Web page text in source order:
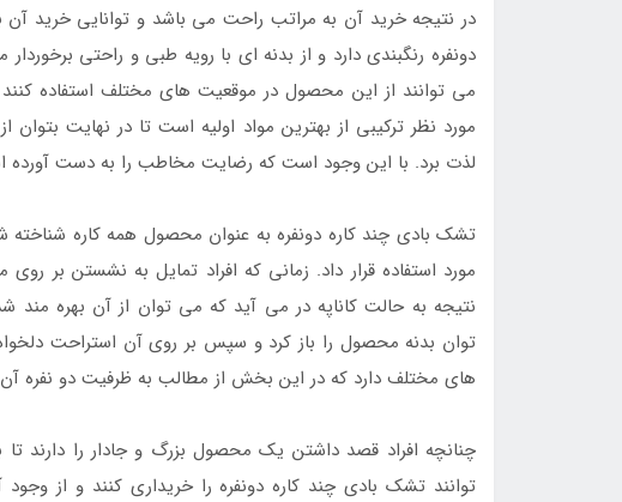
در نتیجه خرید آن به مراتب راحت می باشد و توانایی خرید
دونفره رنگبندی دارد و از بدنه ای با رویه طبی و راحتی
می توانند از این محصول در موقعیت های مختلف استفاده
مورد نظر ترکیبی از بهترین مواد اولیه است تا در نهایت
لذت برد. با این وجود است که رضایت مخاطب را به دست آورده
تشک بادی چند کاره دونفره به عنوان محصول همه کاره
مورد استفاده قرار داد. زمانی که افراد تمایل به نشستن بر
نتیجه به حالت کاناپه در می آید که می توان از آن بهره
توان بدنه محصول را باز کرد و سپس بر روی آن استراحت
های مختلف دارد که در این بخش از مطالب به ظرفیت دو نفره
چنانچه افراد قصد داشتن یک محصول بزرگ و جادار را دارند تا
توانند تشک بادی چند کاره دونفره را خریداری کنند و از